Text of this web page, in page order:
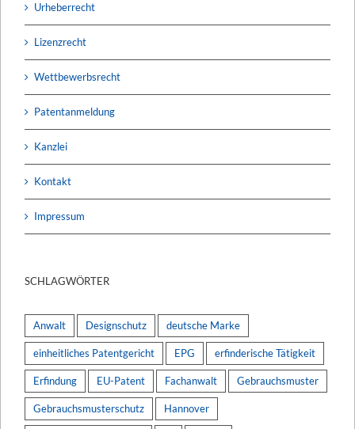
Urheberrecht
Lizenzrecht
Wettbewerbsrecht
Patentanmeldung
Kanzlei
Kontakt
Impressum
SCHLAGWÖRTER
Anwalt Designschutz deutsche Marke
einheitliches Patentgericht EPG erfinderische Tätigkeit
Erfindung EU-Patent Fachanwalt Gebrauchsmuster
Gebrauchsmusterschutz Hannover